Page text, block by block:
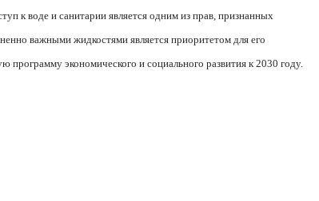
к воде и санитарии является одним из прав, признанных
важными жидкостями является приоритетом для его
программу экономического и социального развития к 2030 году.